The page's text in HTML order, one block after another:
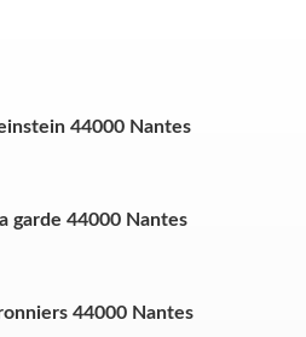
44000 Nantes
garde 44000 Nantes
44000 Nantes